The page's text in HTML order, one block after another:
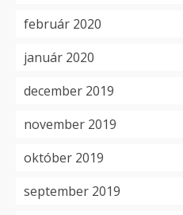
február 2020
január 2020
december 2019
november 2019
október 2019
september 2019